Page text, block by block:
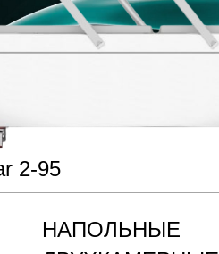
2-95
НАПОЛЬНЫЕ